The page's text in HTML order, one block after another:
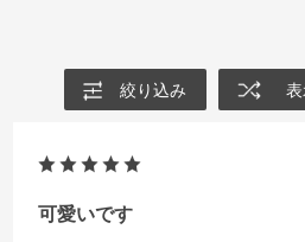
絞り込み
可愛いです